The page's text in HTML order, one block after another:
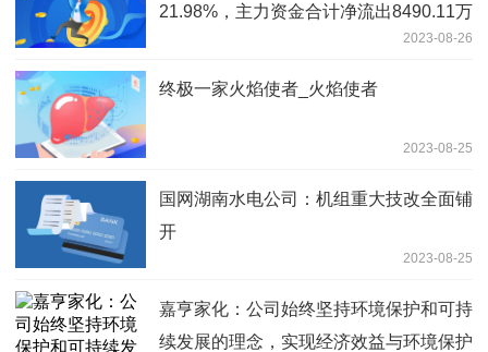
21.98%，主力资金合计净流出8490.11万
2023-08-26
终极一家火焰使者_火焰使者
2023-08-25
国网湖南水电公司：机组重大技改全面铺
开
2023-08-25
嘉亨家化：公司始终坚持环境保护和可持
续发展的理念，实现经济效益与环境保护